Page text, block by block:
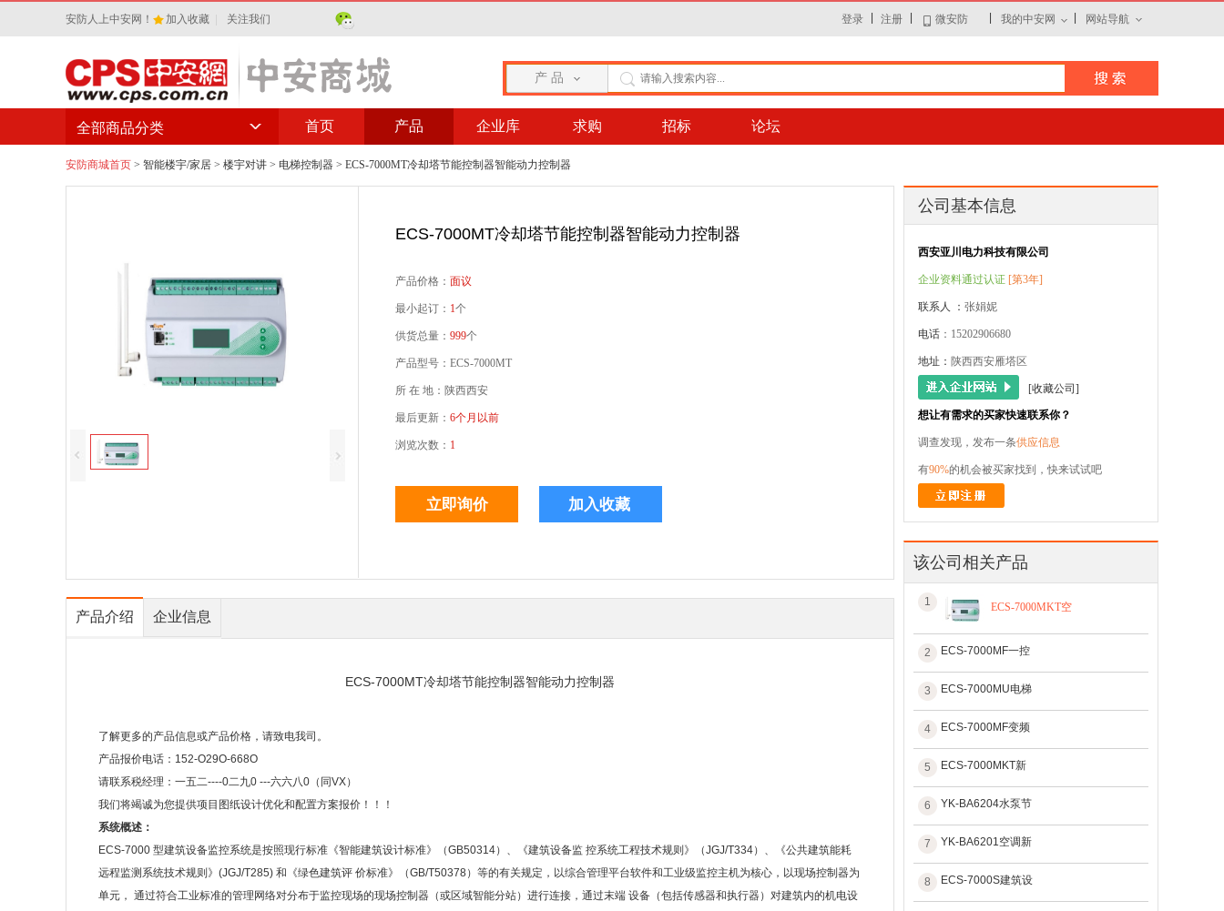
安防人上中安网！ 加入收藏 关注我们 登录 注册 微安防 我的中安网 网站导航
产 品
首页 产品 企业库 求购 招标 论坛
全部商品分类
安防商城首页 > 智能楼宇/家居 > 楼宇对讲 > 电梯控制器 > ECS-7000MT冷却塔节能控制器智能动力控制器
ECS-7000MT冷却塔节能控制器智能动力控制器
产品价格： 面议
最小起订： 1个
供货总量： 999个
产品型号：ECS-7000MT
所 在 地：陕西西安
最后更新： 6个月以前
浏览次数： 1
产品介绍 企业信息
ECS-7000MT冷却塔节能控制器智能动力控制器
了解更多的产品信息或产品价格，请致电我司。
产品报价电话：152-O29O-668O
请联系税经理：一五二----0二九0 ---六六八0（同VX）
我们将竭诚为您提供项目图纸设计优化和配置方案报价！！！
系统概述：
ECS-7000 型建筑设备监控系统是按照现行标准《智能建筑设计标准》（GB50314）、《建筑设备监 控系统工程技术规则》（JGJ/T334）、《公共建筑能耗
远程监测系统技术规则》(JGJ/T285) 和《绿色建筑评 价标准》（GB/T50378）等的有关规定，以综合管理平台软件和工业级监控主机为核心，以现场控制器为
单元， 通过符合工业标准的管理网络对分布于监控现场的现场控制器（或区域智能分站）进行连接，通过末端 设备（包括传感器和执行器）对建筑内的机电设
公司基本信息
西安亚川电力科技有限公司
企业资料通过认证 [第3年]
联系人 ： 张娟妮
电话 ：15202906680
地址： 陕西西安雁塔区
[收藏公司]
想让有需求的买家快速联系你？
调查发现，发布一条供应信息
有90%的机会被买家找到，快来试试吧
该公司相关产品
1 ECS-7000MKT空
2 ECS-7000MF一控
3 ECS-7000MU电梯
4 ECS-7000MF变频
5 ECS-7000MKT新
6 YK-BA6204水泵节
7 YK-BA6201空调新
8 ECS-7000S建筑设